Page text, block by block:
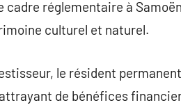
cadre réglementaire à
culturel et naturel.
le résident
de bénéfices